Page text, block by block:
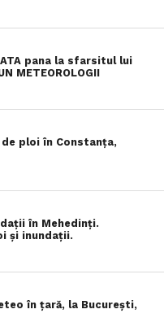
pana la sfarsitul lui
METEOROLOGII
de ploi în Constanţa,
în Mehedinţi.
şi inundaţii.
în ţară, la Bucureşti,